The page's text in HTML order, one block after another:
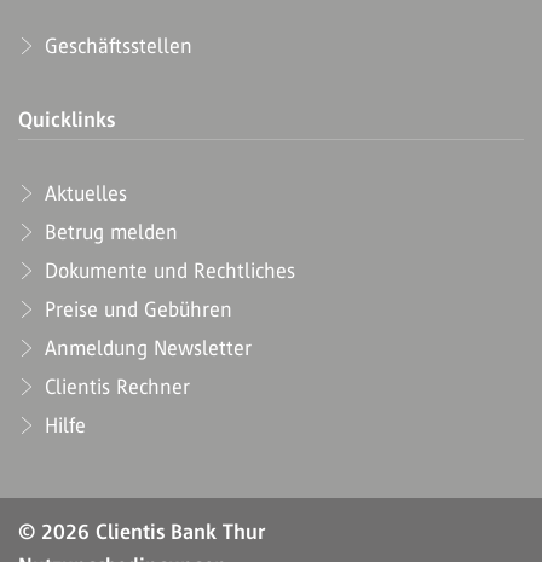
Geschäftsstellen
Quicklinks
Aktuelles
Betrug melden
Dokumente und Rechtliches
Preise und Gebühren
Anmeldung Newsletter
Clientis Rechner
Hilfe
© 2026 Clientis Bank Thur